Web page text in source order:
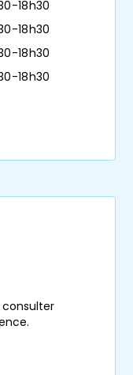
aux
de financer
enmaison
dès la
dans le
». Elle
de
18h30
18h30
18h30
18h30
consulter